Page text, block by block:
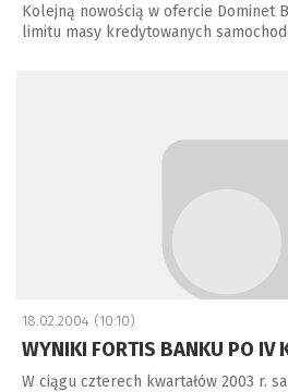
Kolejną nowością w ofercie Dominet
limitu masy kredytowanych
18.02.2004 (10:10)
WYNIKI FORTIS BANKU PO IV
W ciągu czterech kwartałów 2003 r.